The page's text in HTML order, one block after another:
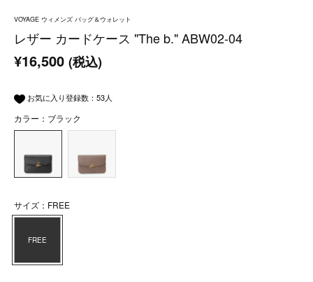
VOYAGE ウィメンズ バッグ＆ウォレット
レザー カードケース "The b." ABW02-04
¥16,500 (税込)
お気に入り登録数： 53人
カラー：ブラック
サイズ：FREE
FREE